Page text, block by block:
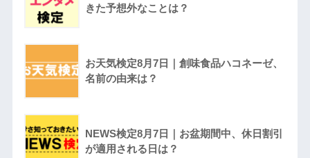
きた予想外なことは？
お天気検定8月7日｜創味食品ハコネーゼ、
名前の由来は？
NEWS検定8月7日｜お盆期間中、休日割引
が適用される日は？